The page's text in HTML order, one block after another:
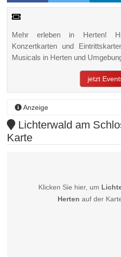
Mehr erleben in Herten!
Konzertkarten und
Musicals in Herten und
jetzt
Anzeige
Lichterwald am
Karte
Klicken Sie hier, um
Herten auf der